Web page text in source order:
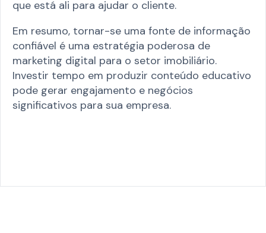
que está ali para ajudar o cliente.
Em resumo, tornar-se uma fonte de informação
confiável é uma estratégia poderosa de
marketing digital para o setor imobiliário.
Investir tempo em produzir conteúdo educativo
pode gerar engajamento e negócios
significativos para sua empresa.